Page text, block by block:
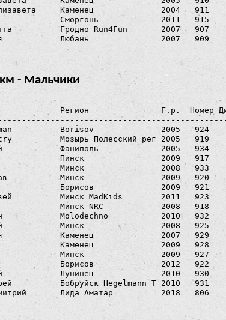
Каменец              2004   911
Сморгонь             2011   915
Гродно Run4Fun       2007   907
Любань               2007   909
- Мальчики
Регион               Г.р.  Номер
Borisov              2005   924
Мозырь Полесский рег 2005   919
Фаниполь             2005   934
Пинск                2009   917
Минск                2008   933
Минск                2009   920
Борисов              2009   921
Минск MadKids        2011   923
Минск NRC            2008   918
Molodechno           2010   932
Минск                2008   925
Каменец              2007   929
Каменец              2009   928
Минск                2009   927
Борисов              2012   922
Лунинец              2010   930
Бобруйск Hegelmann T 2010   931
Лида Аматар          2018   806